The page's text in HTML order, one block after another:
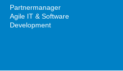
Partnermanager
Agile IT & Software
Development